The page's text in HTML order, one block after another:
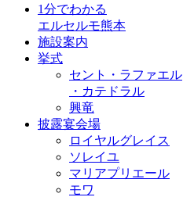
1分でわかる
エルセルモ熊本
施設案内
挙式
セント・ラファエル
・カテドラル
興竜
披露宴会場
ロイヤルグレイス
ソレイユ
マリアプリエール
モワ